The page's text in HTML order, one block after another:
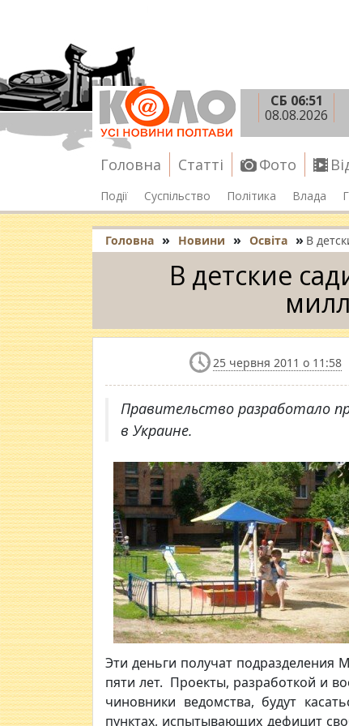
СБ 06:51
08.08.2026
Головна Статті Фото
Події Суспільство Політика Влада
Головна » Новини » Освіта » В
В детские
25 червня 2011 о 11:58
Правительство разработало
в Украине.
Эти деньги получат подразделения
пяти лет. Проекты, разработкой и
чиновники ведомства, будут
пунктах, испытывающих дефицит